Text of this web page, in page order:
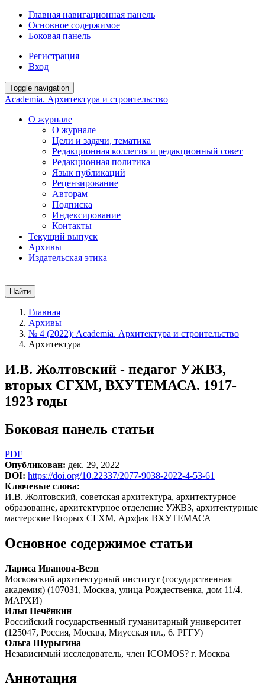
Главная навигационная панель
Основное содержимое
Боковая панель
Регистрация
Вход
Toggle navigation
Academia. Архитектура и строительство
О журнале
О журнале
Цели и задачи, тематика
Редакционная коллегия и редакционный совет
Редакционная политика
Язык публикаций
Рецензирование
Авторам
Подписка
Индексирование
Контакты
Текущий выпуск
Архивы
Издательская этика
Найти
Главная
Архивы
№ 4 (2022): Academia. Архитектура и строительство
Архитектура
И.В. Жолтовский - педагог УЖВЗ,
вторых СГХМ, ВХУТЕМАСА. 1917-
1923 годы
Боковая панель статьи
PDF
Опубликован: дек. 29, 2022
DOI: https://doi.org/10.22337/2077-9038-2022-4-53-61
Ключевые слова:
И.В. Жолтовский, советская архитектура, архитектурное
образование, архитектурное отделение УЖВЗ, архитектурные
мастерские Вторых СГХМ, Архфак ВХУТЕМАСА
Основное содержимое статьи
Лариса Иванова-Веэн
Московский архитектурный институт (государственная
академия) (107031, Москва, улица Рождественка, дом 11/4.
МАРХИ)
Илья Печёнкин
Российский государственный гуманитарный университет
(125047, Россия, Москва, Миусская пл., 6. РГГУ)
Ольга Шурыгина
Независимый исследователь, член ICOMOS? г. Москва
Аннотация